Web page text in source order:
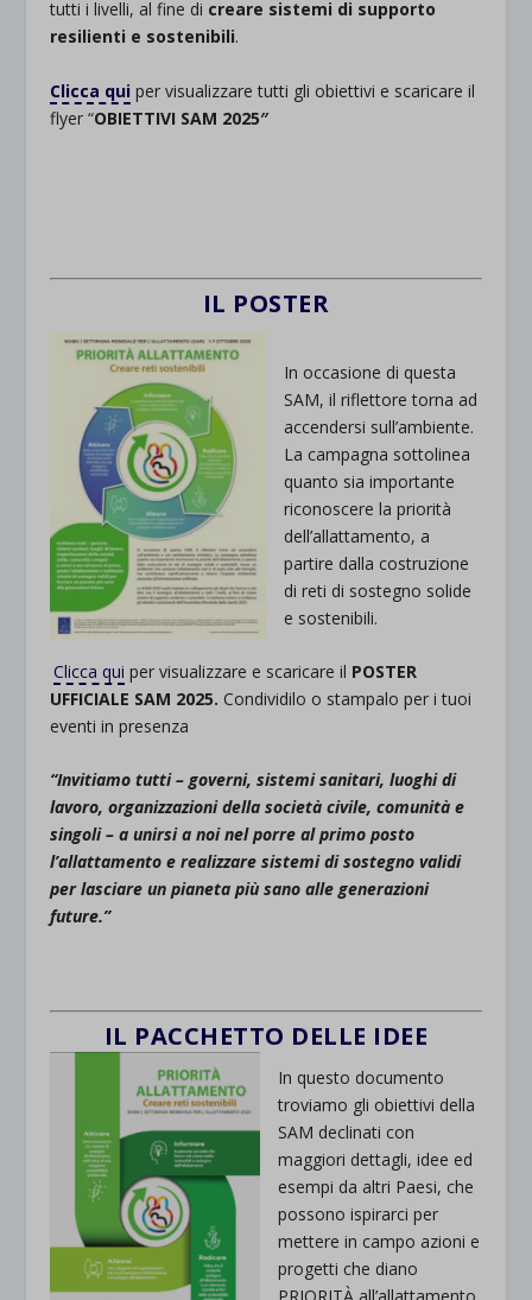
tutti i livelli, al fine di creare sistemi di supporto
resilienti e sostenibili.
Clicca qui per visualizzare tutti gli obiettivi e scaricare il
flyer “OBIETTIVI SAM 2025″
IL POSTER
In occasione di questa
SAM, il riflettore torna ad
accendersi sull’ambiente.
La campagna sottolinea
quanto sia importante
riconoscere la priorità
dell’allattamento, a
partire dalla costruzione
di reti di sostegno solide
e sostenibili.
.Clicca qui per visualizzare e scaricare il POSTER
UFFICIALE SAM 2025. Condividilo o stampalo per i tuoi
eventi in presenza
“Invitiamo tutti – governi, sistemi sanitari, luoghi di
lavoro, organizzazioni della società civile, comunità e
singoli – a unirsi a noi nel porre al primo posto
l’allattamento e realizzare sistemi di sostegno validi
per lasciare un pianeta più sano alle generazioni
future.”
IL PACCHETTO DELLE IDEE
In questo documento
troviamo gli obiettivi della
SAM declinati con
maggiori dettagli, idee ed
esempi da altri Paesi, che
possono ispirarci per
mettere in campo azioni e
progetti che diano